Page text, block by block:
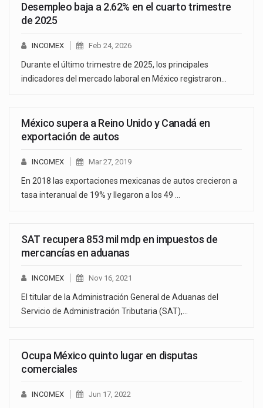
Desempleo baja a 2.62% en el cuarto trimestre
de 2025
INCOMEX Feb 24, 2026
Durante el último trimestre de 2025, los principales
indicadores del mercado laboral en México registraron…
México supera a Reino Unido y Canadá en
exportación de autos
INCOMEX Mar 27, 2019
En 2018 las exportaciones mexicanas de autos crecieron a
tasa interanual de 19% y llegaron a los 49 …
SAT recupera 853 mil mdp en impuestos de
mercancías en aduanas
INCOMEX Nov 16, 2021
El titular de la Administración General de Aduanas del
Servicio de Administración Tributaria (SAT),…
Ocupa México quinto lugar en disputas
comerciales
INCOMEX Jun 17, 2022